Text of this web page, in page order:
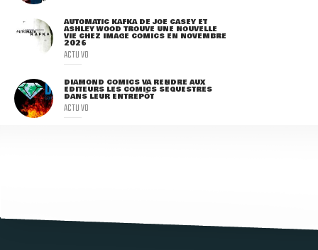
AUTOMATIC KAFKA DE JOE CASEY ET
ASHLEY WOOD TROUVE UNE NOUVELLE
VIE CHEZ IMAGE COMICS EN NOVEMBRE
2026
ACTU VO
DIAMOND COMICS VA RENDRE AUX
ÉDITEURS LES COMICS SÉQUESTRÉS
DANS LEUR ENTREPÔT
ACTU VO